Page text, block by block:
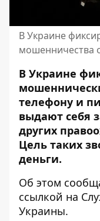
В Украине
мошенничества
В Украине
телефону и
выдают себя
других
Цель таких
деньги.
Об этом
ссылкой на
Украины.